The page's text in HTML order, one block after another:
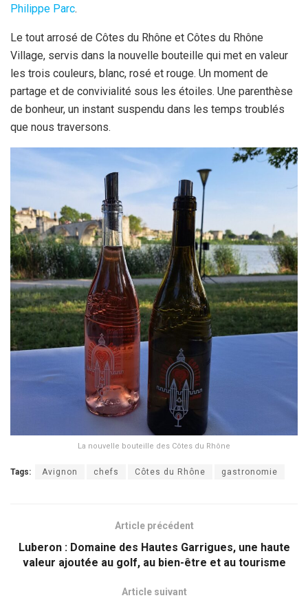
Philippe Parc.
Le tout arrosé de Côtes du Rhône et Côtes du Rhône
Village, servis dans la nouvelle bouteille qui met en valeur
les trois couleurs, blanc, rosé et rouge. Un moment de
partage et de convivialité sous les étoiles. Une parenthèse
de bonheur, un instant suspendu dans les temps troublés
que nous traversons.
La nouvelle bouteille des Côtes du Rhône
Tags: Avignon chefs Côtes du Rhône gastronomie
Article précédent
Luberon : Domaine des Hautes Garrigues, une haute
valeur ajoutée au golf, au bien-être et au tourisme
Article suivant